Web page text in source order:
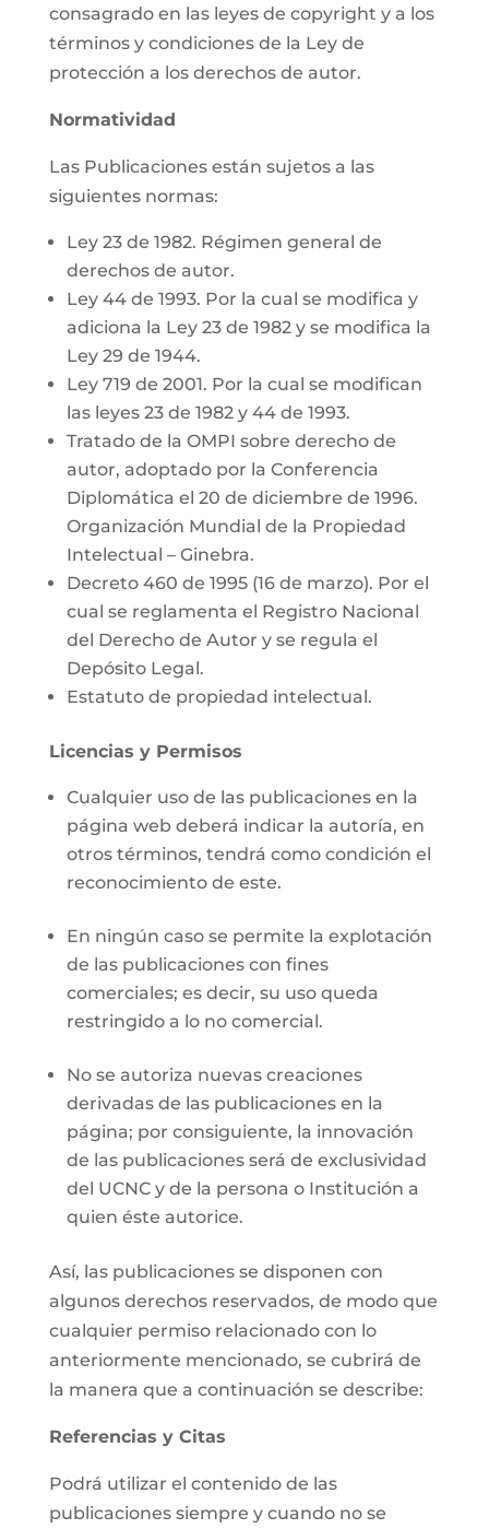
consagrado en las leyes de copyright y a los
términos y condiciones de la Ley de
protección a los derechos de autor.
Normatividad
Las Publicaciones están sujetos a las
siguientes normas:
Ley 23 de 1982. Régimen general de
derechos de autor.
Ley 44 de 1993. Por la cual se modifica y
adiciona la Ley 23 de 1982 y se modifica la
Ley 29 de 1944.
Ley 719 de 2001. Por la cual se modifican
las leyes 23 de 1982 y 44 de 1993.
Tratado de la OMPI sobre derecho de
autor, adoptado por la Conferencia
Diplomática el 20 de diciembre de 1996.
Organización Mundial de la Propiedad
Intelectual – Ginebra.
Decreto 460 de 1995 (16 de marzo). Por el
cual se reglamenta el Registro Nacional
del Derecho de Autor y se regula el
Depósito Legal.
Estatuto de propiedad intelectual.
Licencias y Permisos
Cualquier uso de las publicaciones en la
página web deberá indicar la autoría, en
otros términos, tendrá como condición el
reconocimiento de este.
En ningún caso se permite la explotación
de las publicaciones con fines
comerciales; es decir, su uso queda
restringido a lo no comercial.
No se autoriza nuevas creaciones
derivadas de las publicaciones en la
página; por consiguiente, la innovación
de las publicaciones será de exclusividad
del UCNC y de la persona o Institución a
quien éste autorice.
Así, las publicaciones se disponen con
algunos derechos reservados, de modo que
cualquier permiso relacionado con lo
anteriormente mencionado, se cubrirá de
la manera que a continuación se describe:
Referencias y Citas
Podrá utilizar el contenido de las
publicaciones siempre y cuando no se